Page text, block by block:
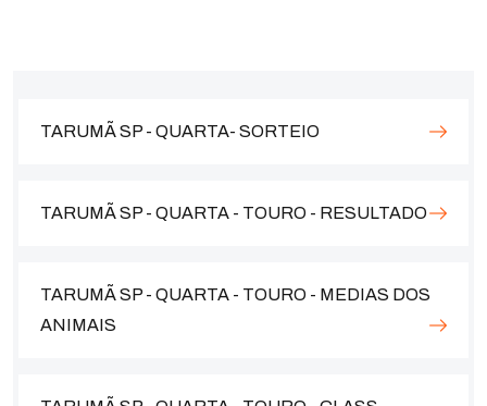
TARUMÃ SP - QUARTA- SORTEIO
TARUMÃ SP - QUARTA - TOURO - RESULTADO
TARUMÃ SP - QUARTA - TOURO - MEDIAS DOS
ANIMAIS